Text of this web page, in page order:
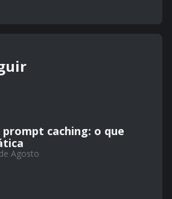
prompt caching: o que
Agosto